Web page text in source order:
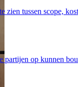
tussen scope,
partijen op kunnen